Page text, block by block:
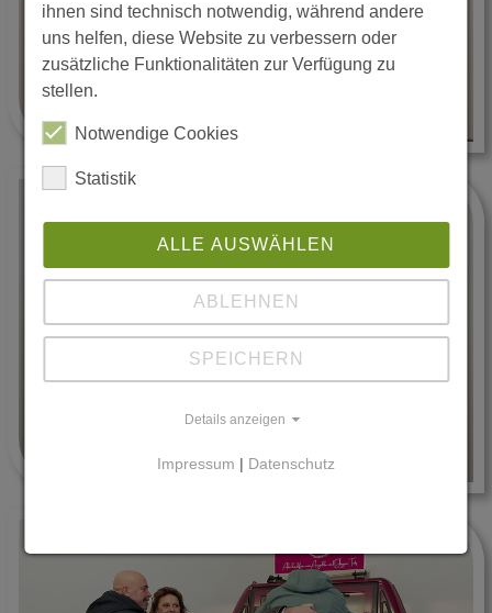
ihnen sind technisch notwendig, während andere
uns helfen, diese Website zu verbessern oder
zusätzliche Funktionalitäten zur Verfügung zu
stellen.
Notwendige Cookies
Statistik
ALLE AUSWÄHLEN
ABLEHNEN
SPEICHERN
Details anzeigen
Impressum | Datenschutz